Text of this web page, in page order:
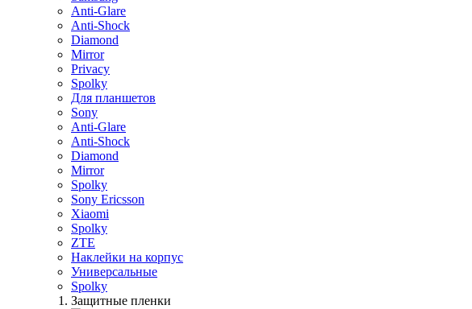
Anti-Glare
Anti-Shock
Diamond
Mirror
Privacy
Spolky
Для планшетов
Sony
Anti-Glare
Anti-Shock
Diamond
Mirror
Spolky
Sony Ericsson
Xiaomi
Spolky
ZTE
Наклейки на корпус
Универсальные
Spolky
Защитные пленки